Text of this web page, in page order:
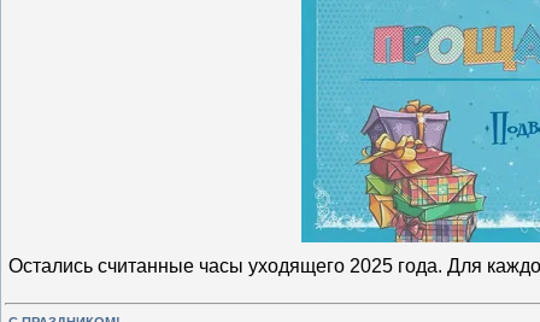
Остались считанные часы уходящего 2025 года. Для